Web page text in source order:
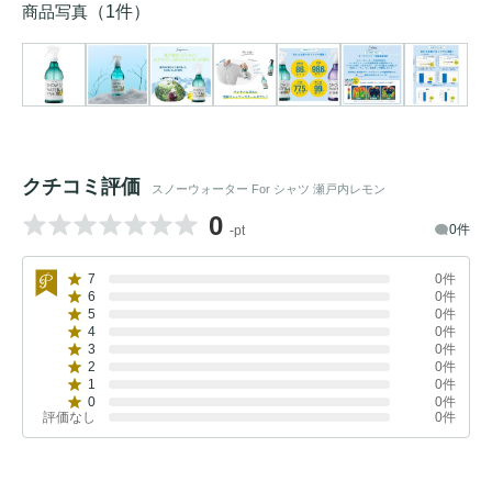
商品写真 （1件）
クチコミ評価 スノーウォーター For シャツ 瀬戸内レモン
0 -pt 0件
7
0件
6
0件
5
0件
4
0件
3
0件
2
0件
1
0件
0
0件
評価なし
0件